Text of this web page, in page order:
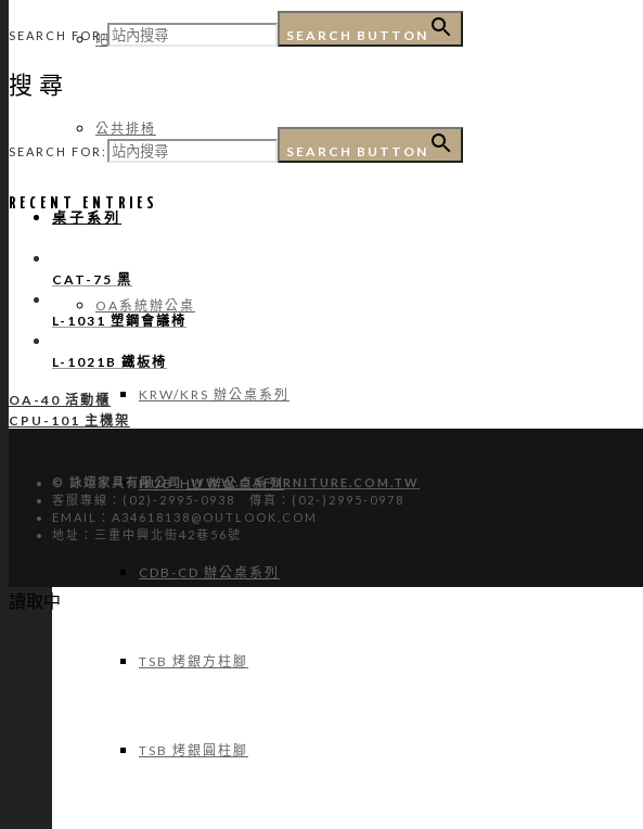
吧台椅
公共排椅
桌子系列
OA系統辦公桌
KRW/KRS 辦公桌系列
HUB-HU 辦公桌系列
CDB-CD 辦公桌系列
TSB 烤銀方柱腳
TSB 烤銀圓柱腳
SEARCH FOR: SEARCH BUTTON
搜尋
SEARCH FOR: SEARCH BUTTON
RECENT ENTRIES
CAT-75 黑
L-1031 塑鋼會議椅
L-1021B 鐵板椅
OA-40 活動櫃
CPU-101 主機架
© 詠翊家具有限公司WWW.OAFURNITURE.COM.TW
客服專線：(02)-2995-0938 傳真：(02-)2995-0978
EMAIL：A34618138@OUTLOOK.COM
地址：三重中興北街42巷56號
讀取中